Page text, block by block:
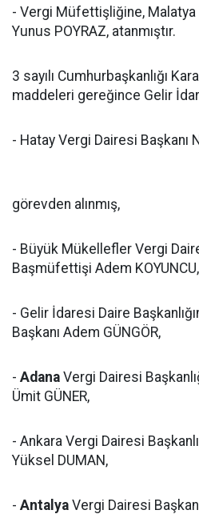
- Vergi Müfettişliğine, Malatya
Yunus POYRAZ, atanmıştır.
3 sayılı Cumhurbaşkanlığı
maddeleri gereğince Gelir
- Hatay Vergi Dairesi Başkanı
görevden alınmış,
- Büyük Mükellefler Vergi
Başmüfettişi Adem KOYUNCU,
- Gelir İdaresi Daire
Başkanı Adem GÜNGÖR,
- Adana Vergi Dairesi
Ümit GÜNER,
- Ankara Vergi Dairesi
Yüksel DUMAN,
- Antalya Vergi Dairesi